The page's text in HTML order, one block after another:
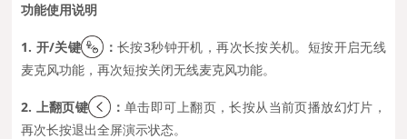
功能使用说明
1. 开/关键 ： 长按3秒钟开机，再次长按关机。短按开启无线
麦克风功能，再次短按关闭无线麦克风功能。
2. 上翻页键 ：单击即可上翻页，长按从当前页播放幻灯片，
再次长按退出全屏演示状态。